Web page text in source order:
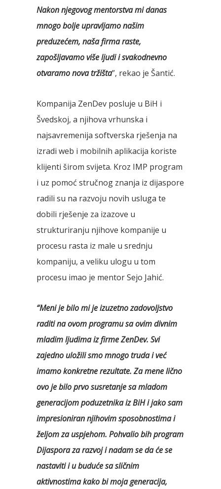
Nakon njegovog mentorstva mi danas
mnogo bolje upravljamo našim
preduzećem, naša firma raste,
zapošljavamo više ljudi i svakodnevno
otvaramo nova tržišta”, rekao je Šantić.
Kompanija ZenDev posluje u BiH i
Švedskoj, a njihova vrhunska i
najsavremenija softverska rješenja na
izradi web i mobilnih aplikacija koriste
klijenti širom svijeta. Kroz IMP program
i uz pomoć stručnog znanja iz dijaspore
radili su na razvoju novih usluga te
dobili rješenje za izazove u
strukturiranju njihove kompanije u
procesu rasta iz male u srednju
kompaniju, a veliku ulogu u tom
procesu imao je mentor Sejo Jahić.
“Meni je bilo mi je izuzetno zadovoljstvo
raditi na ovom programu sa ovim divnim
mladim ljudima iz firme ZenDev. Svi
zajedno uložili smo mnogo truda i već
imamo konkretne rezultate. Za mene lično
ovo je bilo prvo susretanje sa mladom
generacijom poduzetnika iz BiH i jako sam
impresioniran njihovim sposobnostima i
željom za uspjehom. Pohvalio bih program
Dijaspora za razvoj i nadam se da će se
nastaviti i u buduće sa sličnim
aktivnostima kako bi moja generacija,